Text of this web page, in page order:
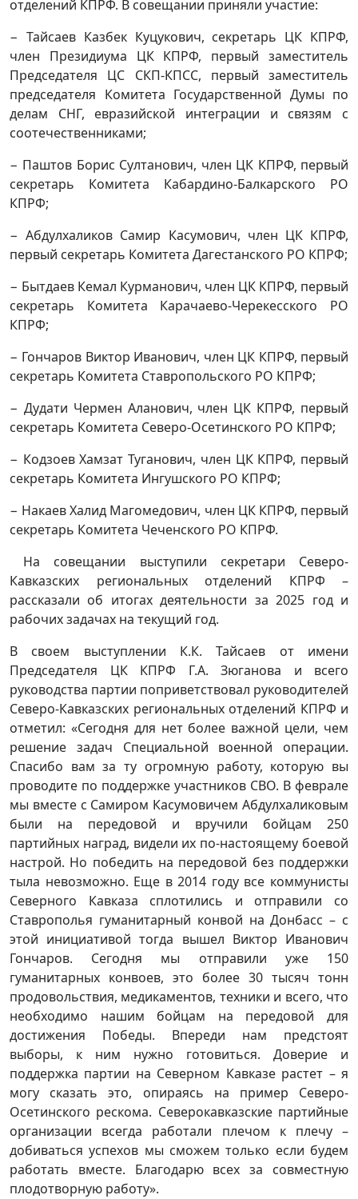
отделений КПРФ. В совещании приняли участие:
− Тайсаев Казбек Куцукович, секретарь ЦК КПРФ,
член Президиума ЦК КПРФ, первый заместитель
Председателя ЦС СКП-КПСС, первый заместитель
председателя Комитета Государственной Думы по
делам СНГ, евразийской интеграции и связям с
соотечественниками;
− Паштов Борис Султанович, член ЦК КПРФ, первый
секретарь Комитета Кабардино-Балкарского РО
КПРФ;
− Абдулхаликов Самир Касумович, член ЦК КПРФ,
первый секретарь Комитета Дагестанского РО КПРФ;
− Бытдаев Кемал Курманович, член ЦК КПРФ, первый
секретарь Комитета Карачаево-Черекесского РО
КПРФ;
− Гончаров Виктор Иванович, член ЦК КПРФ, первый
секретарь Комитета Ставропольского РО КПРФ;
− Дудати Чермен Аланович, член ЦК КПРФ, первый
секретарь Комитета Северо-Осетинского РО КПРФ;
− Кодзоев Хамзат Туганович, член ЦК КПРФ, первый
секретарь Комитета Ингушского РО КПРФ;
− Накаев Халид Магомедович, член ЦК КПРФ, первый
секретарь Комитета Чеченского РО КПРФ.
На совещании выступили секретари Северо-
Кавказских региональных отделений КПРФ –
рассказали об итогах деятельности за 2025 год и
рабочих задачах на текущий год.
В своем выступлении К.К. Тайсаев от имени
Председателя ЦК КПРФ Г.А. Зюганова и всего
руководства партии поприветствовал руководителей
Северо-Кавказских региональных отделений КПРФ и
отметил: «Сегодня для нет более важной цели, чем
решение задач Специальной военной операции.
Спасибо вам за ту огромную работу, которую вы
проводите по поддержке участников СВО. В феврале
мы вместе с Самиром Касумовичем Абдулхаликовым
были на передовой и вручили бойцам 250
партийных наград, видели их по-настоящему боевой
настрой. Но победить на передовой без поддержки
тыла невозможно. Еще в 2014 году все коммунисты
Северного Кавказа сплотились и отправили со
Ставрополья гуманитарный конвой на Донбасс – с
этой инициативой тогда вышел Виктор Иванович
Гончаров. Сегодня мы отправили уже 150
гуманитарных конвоев, это более 30 тысяч тонн
продовольствия, медикаментов, техники и всего, что
необходимо нашим бойцам на передовой для
достижения Победы. Впереди нам предстоят
выборы, к ним нужно готовиться. Доверие и
поддержка партии на Северном Кавказе растет – я
могу сказать это, опираясь на пример Северо-
Осетинского рескома. Северокавказские партийные
организации всегда работали плечом к плечу –
добиваться успехов мы сможем только если будем
работать вместе. Благодарю всех за совместную
плодотворную работу».